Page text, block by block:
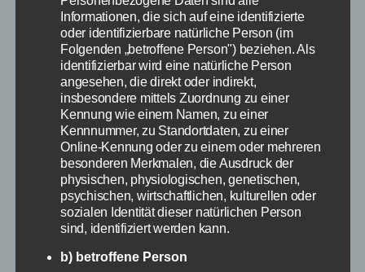
Informationen, die sich auf eine identifizierte
oder identifizierbare natürliche Person (im
Folgenden „betroffene Person") beziehen. Als
identifizierbar wird eine natürliche Person
angesehen, die direkt oder indirekt,
insbesondere mittels Zuordnung zu einer
Kennung wie einem Namen, zu einer
Kennnummer, zu Standortdaten, zu einer
Online-Kennung oder zu einem oder mehreren
besonderen Merkmalen, die Ausdruck der
physischen, physiologischen, genetischen,
psychischen, wirtschaftlichen, kulturellen oder
sozialen Identität dieser natürlichen Person
sind, identifiziert werden kann.
b) betroffene Person